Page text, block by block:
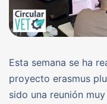
Esta semana se ha
proyecto erasmus
sido una reunión